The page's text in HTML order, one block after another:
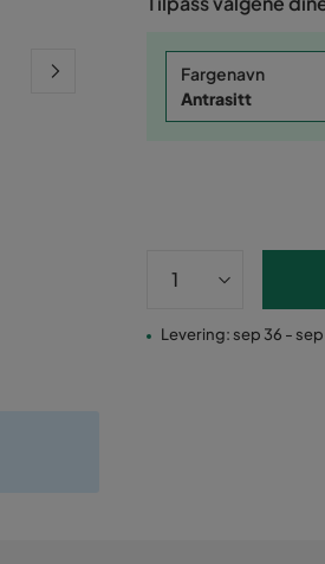
Fargenavn
Antrasitt
Levering: sep 36 -